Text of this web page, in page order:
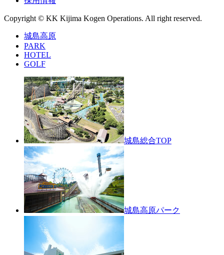
Copyright © KK Kijima Kogen Operations. All right reserved.
城島高原
PARK
HOTEL
GOLF
城島総合TOP
城島高原パーク